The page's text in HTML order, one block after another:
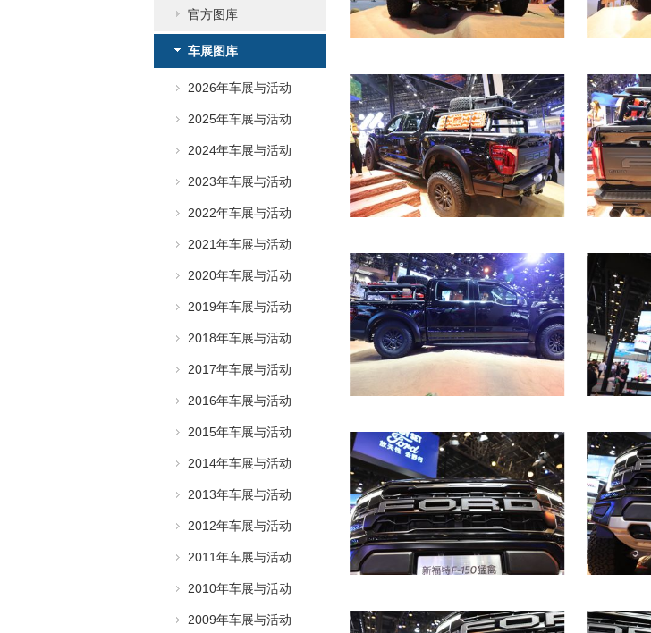
官方图库
车展图库
2026年车展与活动
2025年车展与活动
2024年车展与活动
2023年车展与活动
2022年车展与活动
2021年车展与活动
2020年车展与活动
2019年车展与活动
2018年车展与活动
2017年车展与活动
2016年车展与活动
2015年车展与活动
2014年车展与活动
2013年车展与活动
2012年车展与活动
2011年车展与活动
2010年车展与活动
2009年车展与活动